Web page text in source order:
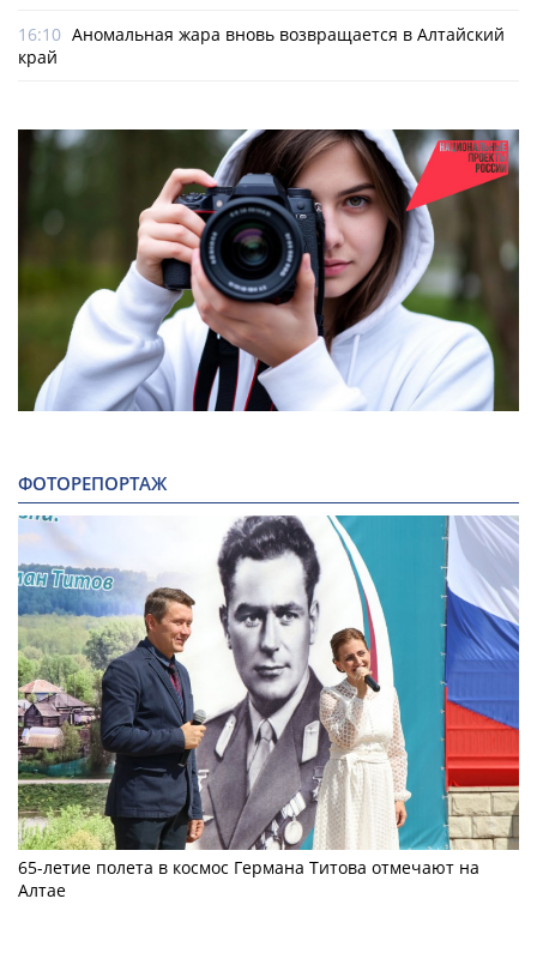
16:10 Аномальная жара вновь возвращается в Алтайский
край
ФОТОРЕПОРТАЖ
65-летие полета в космос Германа Титова отмечают на
Алтае